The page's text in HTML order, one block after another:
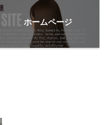
ホームページ